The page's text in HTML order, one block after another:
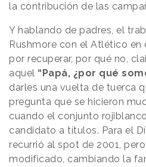
la contribución de las
Y hablando de padres, el
Rushmore con el Atlético en
por recuperar, por qué no,
aquel “Papá, ¿por qué
darles una vuelta de tuerca
pregunta que se hicieron
cuando el conjunto
candidato a títulos. Para el
recurrió al spot de 2001,
modificado, cambiando la